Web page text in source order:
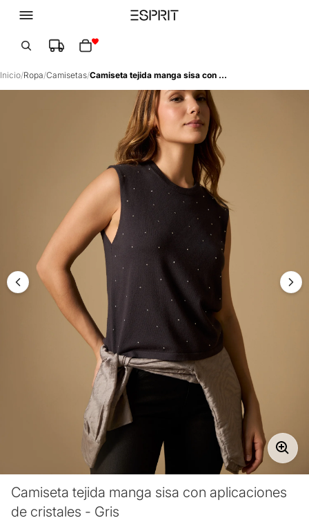
Inicio/Ropa/Camisetas/ Camiseta tejida manga sisa con aplicaciones de cristales - Gris
Camiseta tejida manga sisa con aplicaciones
de cristales - Gris